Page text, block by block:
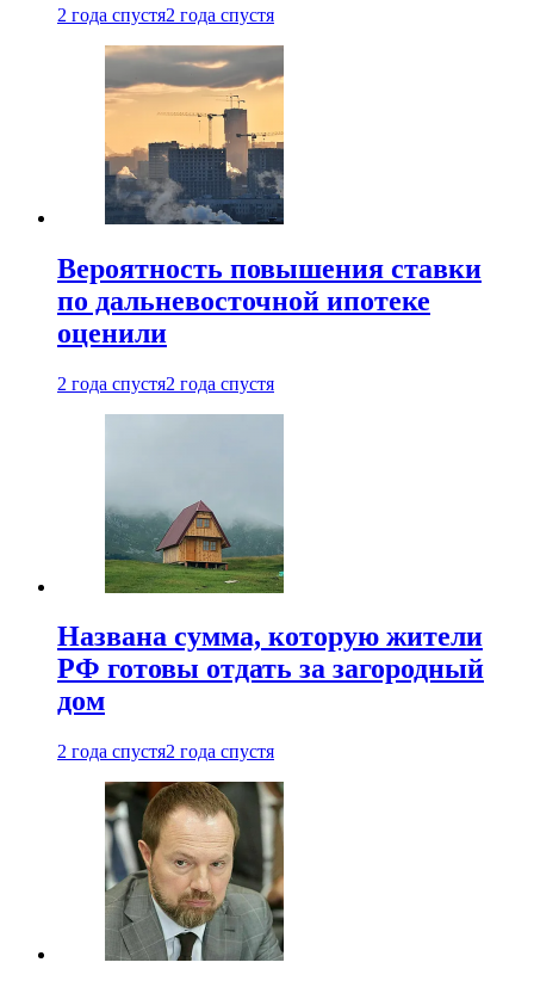
2 года спустя2 года спустя
Вероятность повышения ставки
по дальневосточной ипотеке
оценили
2 года спустя2 года спустя
Названа сумма, которую жители
РФ готовы отдать за загородный
дом
2 года спустя2 года спустя